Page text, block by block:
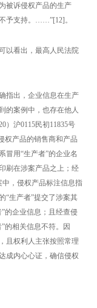
被诉侵权产品的生产
予支持。……”[12]。
以看出，最高人民法院
指出，企业信息在生产
的案例中，也存在他人
）沪0115民初11835号
权产品的销售商和产品
冒用“生产者”的企业名
刷在涉案产品之上；经
中，侵权产品标注信息指
“生产者”提交了涉案其
的企业信息；且经查侵
的相关信息不符。因
且权利人主张按照常理
成内心心证，确信侵权